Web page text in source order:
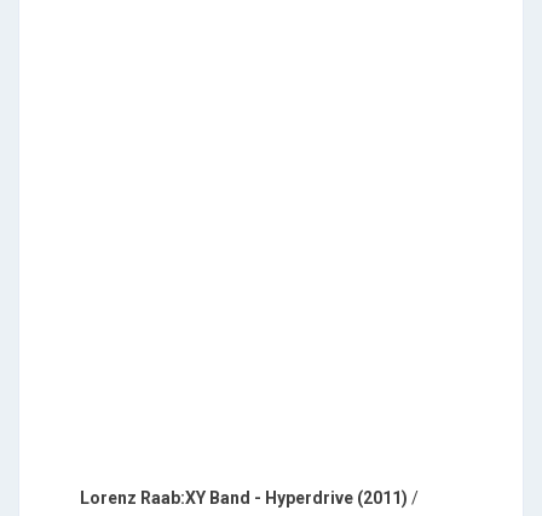
Lorenz Raab:XY Band - Hyperdrive (2011) /